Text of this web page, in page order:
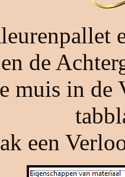
de
muis in de
een